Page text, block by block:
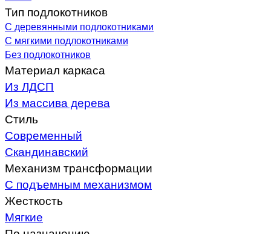
Тип подлокотников
С деревянными подлокотниками
С мягкими подлокотниками
Без подлокотников
Материал каркаса
Из ЛДСП
Из массива дерева
Стиль
Современный
Скандинавский
Механизм трансформации
С подъемным механизмом
Жесткость
Мягкие